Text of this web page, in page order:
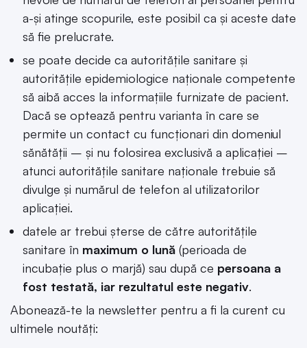
a-și atinge scopurile, este posibil ca și aceste date
să fie prelucrate.
se poate decide ca autoritățile sanitare și
autoritățile epidemiologice naționale competente
să aibă acces la informațiile furnizate de pacient.
Dacă se optează pentru varianta în care se
permite un contact cu funcționari din domeniul
sănătății – și nu folosirea exclusivă a aplicației –
atunci autoritățile sanitare naționale trebuie să
divulge și numărul de telefon al utilizatorilor
aplicației.
datele ar trebui șterse de către autoritățile
sanitare în maximum o lună (perioada de
incubație plus o marjă) sau după ce persoana a
fost testată, iar rezultatul este negativ.
Abonează-te la newsletter pentru a fi la curent cu
ultimele noutăți: